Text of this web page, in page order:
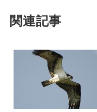
関連記事